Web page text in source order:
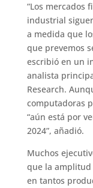
“Los mercados
industrial
a medida que
que prevemos
escribió en un
analista
Research.
computadoras
“aún está por
2024”, añadió.
Muchos
que la amplitud
en tantos